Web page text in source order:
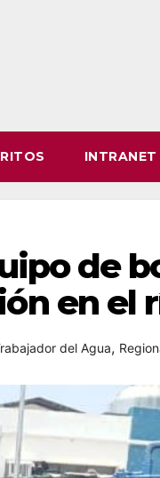
INTRANET
de
en el
del Agua,